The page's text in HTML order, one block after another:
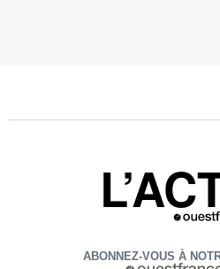
ABONNEZ-VOUS À